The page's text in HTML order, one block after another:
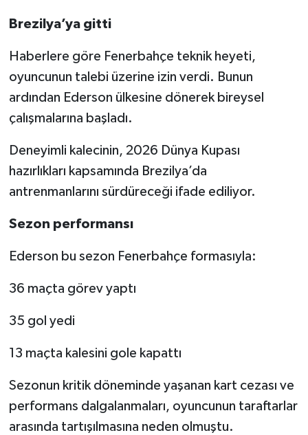
Brezilya’ya gitti
Haberlere göre Fenerbahçe teknik heyeti,
oyuncunun talebi üzerine izin verdi. Bunun
ardından Ederson ülkesine dönerek bireysel
çalışmalarına başladı.
Deneyimli kalecinin, 2026 Dünya Kupası
hazırlıkları kapsamında Brezilya’da
antrenmanlarını sürdüreceği ifade ediliyor.
Sezon performansı
Ederson bu sezon Fenerbahçe formasıyla:
36 maçta görev yaptı
35 gol yedi
13 maçta kalesini gole kapattı
Sezonun kritik döneminde yaşanan kart cezası ve
performans dalgalanmaları, oyuncunun taraftarlar
arasında tartışılmasına neden olmuştu.